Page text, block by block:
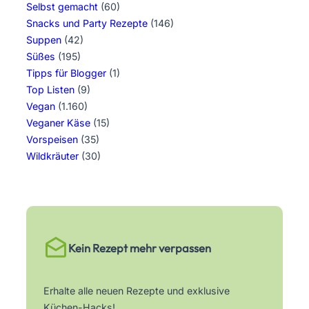
Selbst gemacht (60)
Snacks und Party Rezepte (146)
Suppen (42)
Süßes (195)
Tipps für Blogger (1)
Top Listen (9)
Vegan (1.160)
Veganer Käse (15)
Vorspeisen (35)
Wildkräuter (30)
Kein Rezept mehr verpassen
Erhalte alle neuen Rezepte und exklusive